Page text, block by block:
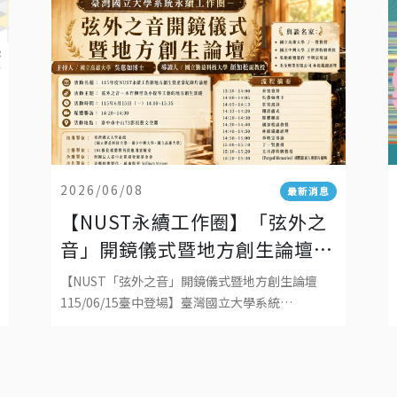
2026/06/08 最新消息
【NUST永續工作圈】「弦外之
音」開鏡儀式暨地方創生論壇
115/06/15將在臺中登場！
【NUST「弦外之音」開鏡儀式暨地方創生論壇
115/06/15臺中登場】臺灣國立大學系統